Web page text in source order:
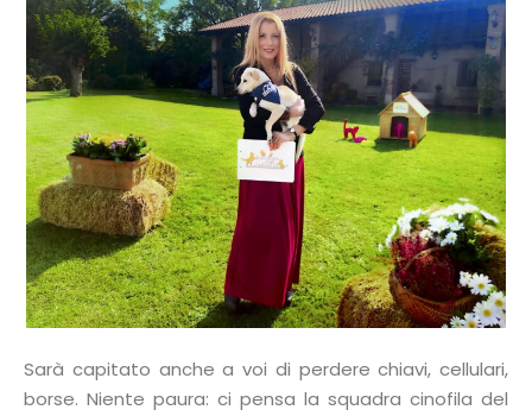
Sarà capitato anche a voi di perdere chiavi, cellulari,
borse. Niente paura: ci pensa la squadra cinofila del